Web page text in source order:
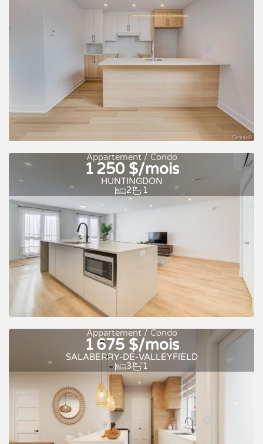
À louer
Appartement / Condo
1 250 $/mois
HUNTINGDON
2
1
Occupation rapide À louer
Appartement / Condo
1 675 $/mois
SALABERRY-DE-VALLEYFIELD
3
1